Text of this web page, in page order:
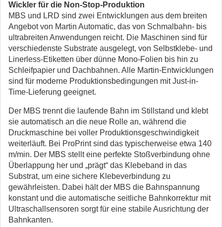
Wickler für die Non-Stop-Produktion
MBS und LRD sind zwei Entwicklungen aus dem breiten
Angebot von Martin Automatic, das von Schmalbahn- bis
ultrabreiten Anwendungen reicht. Die Maschinen sind für
verschiedenste Substrate ausgelegt, von Selbstklebe- und
Linerless-Etiketten über dünne Mono-Folien bis hin zu
Schleifpapier und Dachbahnen. Alle Martin-Entwicklungen
sind für moderne Produktionsbedingungen mit Just-in-
Time-Lieferung geeignet.
Der MBS trennt die laufende Bahn im Stillstand und klebt
sie automatisch an die neue Rolle an, während die
Druckmaschine bei voller Produktionsgeschwindigkeit
weiterläuft. Bei ProPrint sind das typischerweise etwa 140
m/min. Der MBS stellt eine perfekte Stoßverbindung ohne
Überlappung her und „prägt“ das Klebeband in das
Substrat, um eine sichere Klebeverbindung zu
gewährleisten. Dabei hält der MBS die Bahnspannung
konstant und die automatische seitliche Bahnkorrektur mit
Ultraschallsensoren sorgt für eine stabile Ausrichtung der
Bahnkanten.